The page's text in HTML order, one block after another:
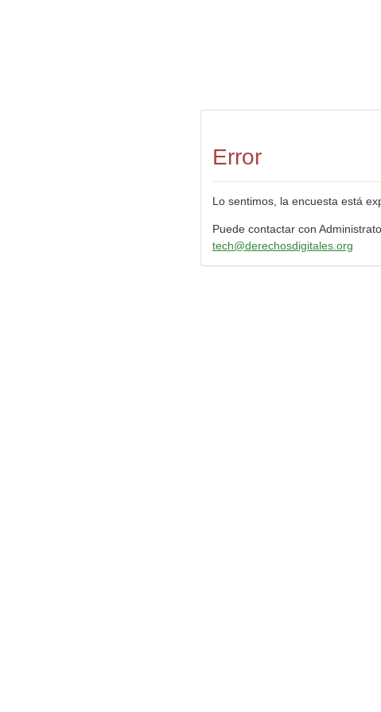
Error
Lo sentimos, la encuesta está
Puede contactar con
tech@derechosdigitales.org